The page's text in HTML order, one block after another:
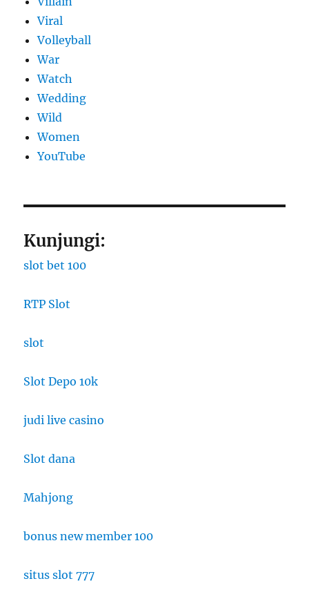
Viral
Volleyball
War
Watch
Wedding
Wild
Women
YouTube
Kunjungi:
slot bet 100
RTP Slot
slot
Slot Depo 10k
judi live casino
Slot dana
Mahjong
bonus new member 100
situs slot 777